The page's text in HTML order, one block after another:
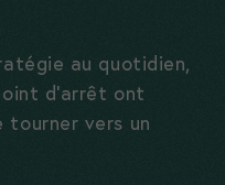
au quotidien,
d’arrêt ont
tourner vers un